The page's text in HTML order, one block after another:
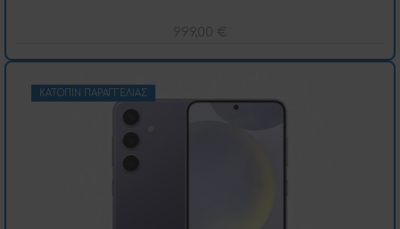
999,00 €
ΚΑΤΌΠΙΝ ΠΑΡΑΓΓΕΛΊΑΣ